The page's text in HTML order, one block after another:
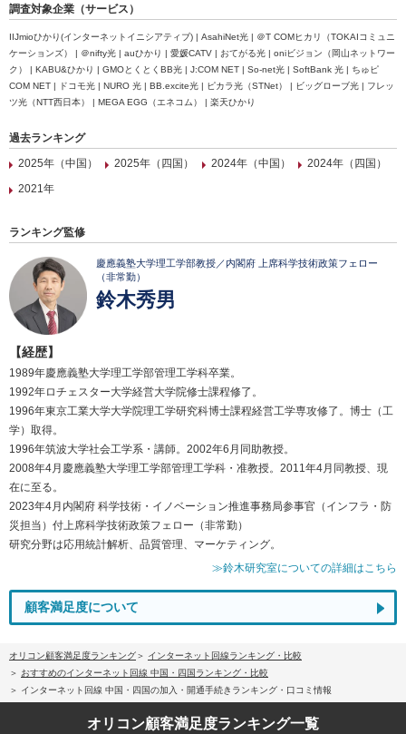
調査対象企業（サービス）
IIJmioひかり(インターネットイニシアティブ) | AsahiNet光 | ＠T COMヒカリ（TOKAIコミュニ
ケーションズ） | ＠nifty光 | auひかり | 愛媛CATV | おてがる光 | oniビジョン（岡山ネットワー
ク） | KABU&ひかり | GMOとくとくBB光 | J:COM NET | So-net光 | SoftBank 光 | ちゅピ
COM NET | ドコモ光 | NURO 光 | BB.excite光 | ピカラ光（STNet） | ビッグローブ光 | フレッ
ツ光（NTT西日本） | MEGA EGG（エネコム） | 楽天ひかり
過去ランキング
2025年（中国）
2025年（四国） 2024年（中国）
2024年（四国）
2021年
ランキング監修
慶應義塾大学理工学部教授／内閣府 上席科学技術政策フェロー
（非常勤）
鈴木秀男
【経歴】
1989年慶應義塾大学理工学部管理工学科卒業。
1992年ロチェスター大学経営大学院修士課程修了。
1996年東京工業大学大学院理工学研究科博士課程経営工学専攻修了。博士（工
学）取得。
1996年筑波大学社会工学系・講師。2002年6月同助教授。
2008年4月慶應義塾大学理工学部管理工学科・准教授。2011年4月同教授、現
在に至る。
2023年4月内閣府 科学技術・イノベーション推進事務局参事官（インフラ・防
災担当）付上席科学技術政策フェロー（非常勤）
研究分野は応用統計解析、品質管理、マーケティング。
≫鈴木研究室についての詳細はこちら
顧客満足度について
オリコン顧客満足度ランキング
インターネット回線ランキング・比較
おすすめのインターネット回線 中国・四国ランキング・比較
インターネット回線 中国・四国の加入・開通手続きランキング・口コミ情報
オリコン顧客満足度ランキング一覧